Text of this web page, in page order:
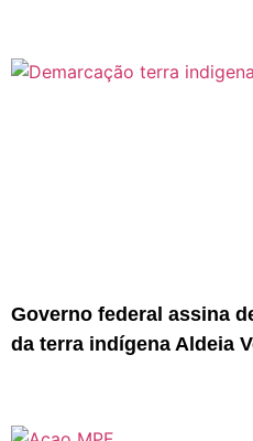
Governo federal assina
da terra indígena Aldeia